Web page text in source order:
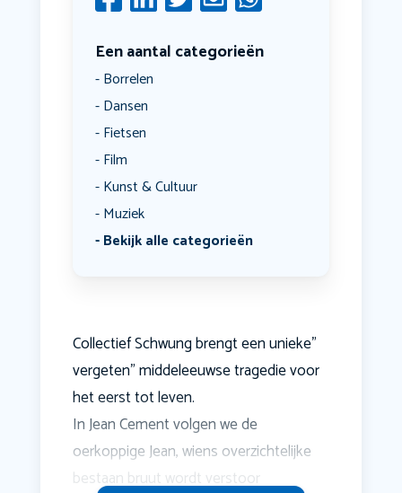
Een aantal categorieën
Borrelen
Dansen
Fietsen
Film
Kunst & Cultuur
Muziek
Bekijk alle categorieën
Collectief Schwung brengt een unieke"
vergeten" middeleeuwse tragedie voor
het eerst tot leven.
In Jean Cement volgen we de
oerkoppige Jean, wiens overzichtelijke
bestaan bruut wordt verstoor